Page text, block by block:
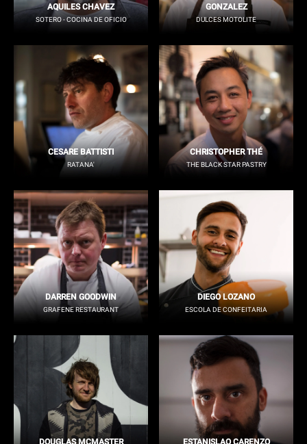
AQUILES CHAVEZ
SOTERO - COCINA DE OFICIO
GONZALEZ
DULCES MOTOLITE
CESARE BATTISTI
RATANA'
CHRISTOPHER THÉ
THE BLACK STAR PASTRY
DARREN GOODWIN
GRAFENE RESTAURANT
DIEGO LOZANO
ESCOLA DE CONFEITARIA